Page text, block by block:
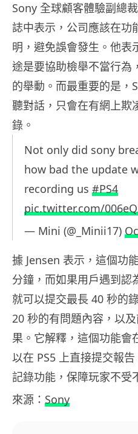
Sony 全球顧客體驗副總
誌中表示，公司應該在功
明，避免誤會發生。他表
途是要協助檢舉不當行為
的舉動。而最重要的是，
聽對話，只會在有網上欺
錄。
Not only did sony
how bad the update
recording us #PS4
pic.twitter.com/
— Mini (@_Minii17)
據 Jensen 表示，這個功
分鐘，而如果用戶遇到認
就可以提交最長 40 秒的
20 秒的有問題內容，以
果。它解釋，這個功能會
以在 PS5 上直接提交報
記錄功能，保障玩家不受
來源： Sony